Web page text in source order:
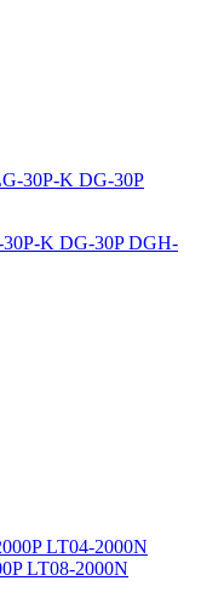
K DG-30P DGH-